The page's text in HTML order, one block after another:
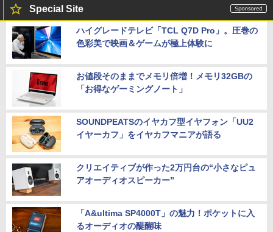
Special Site
ハイグレードテレビ「TCL Q7D Pro」。圧巻の
色彩美で映画＆ゲームが極上体験に
お値段そのままでメモリ倍増！メモリ32GBの
「お得なゲーミングノート」
SOUNDPEATSのイヤカフ型イヤフォン「UU2
イヤーカフ」をイヤカフマニアが語る
クリエイティブが作った2万円台の“小さなピュ
アオーディオスピーカー”
「A&ultima SP4000T」の魅力！ポケットに入
るオーディオの醍醐味